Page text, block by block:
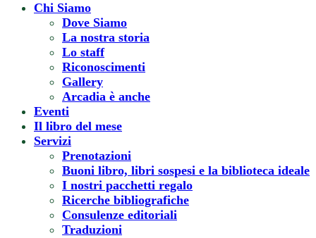
Chi Siamo
Dove Siamo
La nostra storia
Lo staff
Riconoscimenti
Gallery
Arcadia è anche
Eventi
Il libro del mese
Servizi
Prenotazioni
Buoni libro, libri sospesi e la biblioteca ideale
I nostri pacchetti regalo
Ricerche bibliografiche
Consulenze editoriali
Traduzioni